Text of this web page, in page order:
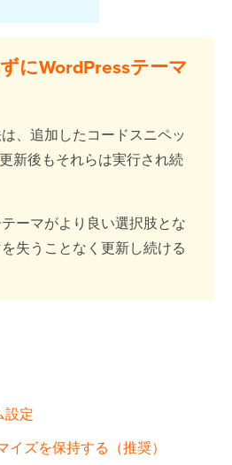
にWordPressテーマ
、追加したコードスニペッ
新後もそれらは実行され続
ーマがより良い選択肢とな
失うことなく更新し続ける
設定
ズを保持する（推奨）